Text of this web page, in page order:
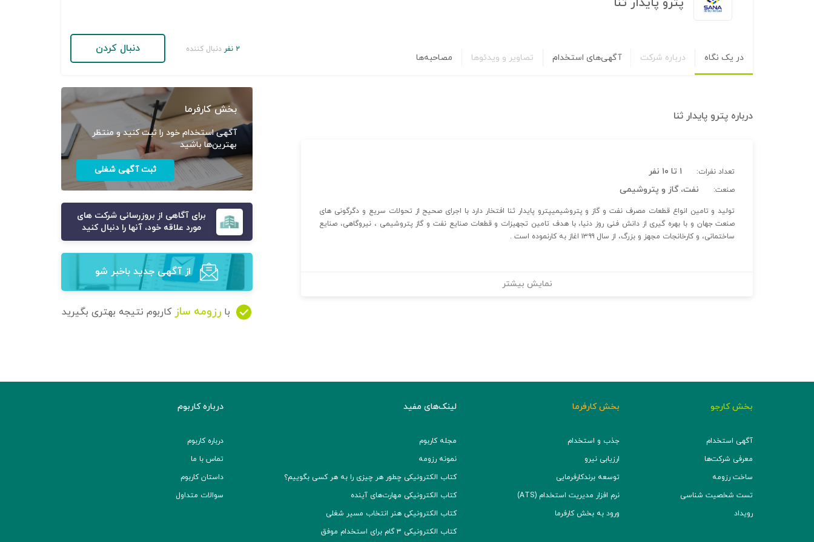
در یک نگاه درباره شرکت آگهی‌های استخدام تصاویر و ویدئوها مصاحبه‌ها
۲ نفر دنبال کننده دنبال کردن
درباره پترو پایدار ثنا
تعداد نفرات: ۱ تا ۱۰ نفر
صنعت: نفت، گاز و پتروشیمی
تولید و تامین انواع قطعات مصرف نفت و گاز و پتروشیمیپترو پایدار ثنا افتخار دارد با اجرای صحیح از تحولات سریع و دگرگونی های
صنعت جهان و با بهره گیری از دانش فنی روز دنیا، با هدف تامین تجهیزات و قطعات صنایع نفت و گاز پتروشیمی ، نیروگاهی، صنایع
ساختمانی، و کارخانجات مجهز و بزرگ، از سال ۱۳۹۹ اغاز به کارنموده است .
نمایش بیشتر
بخش کارفرما
آگهی استخدام خود را ثبت کنید و منتظر
بهترین‌ها باشید
ثبت آگهی شغلی
برای آگاهی از بروزرسانی شرکت های
مورد علاقه خود، آنها را دنبال کنید
از آگهی‌ جدید باخبر شو
با رزومه ساز کاربوم نتیجه بهتری بگیرید
بخش کارجو
آگهی استخدام
معرفی شرکت‌ها
ساخت رزومه
تست شخصیت شناسی
رویداد
بخش کارفرما
جذب و استخدام
ارزیابی نیرو
توسعه برند‌کارفرمایی
نرم افزار مدیریت استخدام (ATS)
ورود به بخش کارفرما
لینک‌های مفید
مجله کاربوم
نمونه رزومه
کتاب الکترونیکی چطور هر چیزی را به هر کسی بگوییم؟
کتاب الکترونیکی مهارت‌های آینده
کتاب الکترونیکی هنر انتخاب مسیر شغلی
کتاب الکترونیکی ۳ گام برای استخدام موفق
درباره کاربوم
درباره کاربوم
تماس با ما
داستان کاربوم
سوالات متداول